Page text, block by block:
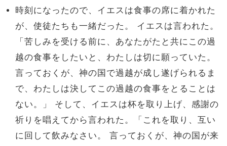
時刻になったので、イエスは食事の席に着かれた
が、使徒たちも一緒だった。 イエスは言われた。
「苦しみを受ける前に、あなたがたと共にこの過
越の食事をしたいと、わたしは切に願っていた。
言っておくが、神の国で過越が成し遂げられるま
で、わたしは決してこの過越の食事をとることは
ない。」 そして、イエスは杯を取り上げ、感謝の
祈りを唱えてから言われた。「これを取り、互い
に回して飲みなさい。 言っておくが、神の国が来